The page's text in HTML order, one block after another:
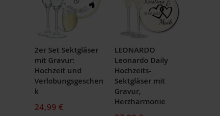
2er Set Sektgläser
mit Gravur:
Hochzeit und
Verlobungsgeschen
k
24,99 €
LEONARDO
Leonardo Daily
Hochzeits-
Sektgläser mit
Gravur,
Herzharmonie